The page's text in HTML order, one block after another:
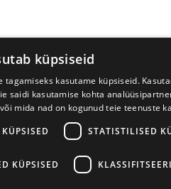
Vista kirjandusfestival W.
küpsiseid
tagamiseks kasutame küpsiseid.
saidi kasutamise kohta
mida nad on kogunud teie teenuste
STATISTILISED
KÜPSISED